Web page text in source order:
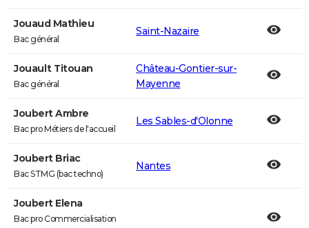
Jouaud Mathieu
Bac général
Saint-Nazaire
Jouault Titouan
Bac général
Château-Gontier-sur-
Mayenne
Joubert Ambre
Bac pro Métiers de l'accueil
Les Sables-d'Olonne
Joubert Briac
Bac STMG (bac techno)
Nantes
Joubert Elena
Bac pro Commercialisation